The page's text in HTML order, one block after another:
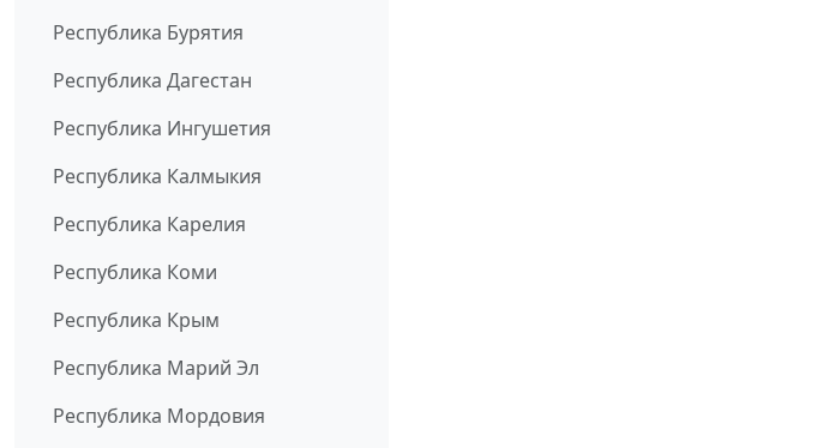
Республика Бурятия
Республика Дагестан
Республика Ингушетия
Республика Калмыкия
Республика Карелия
Республика Коми
Республика Крым
Республика Марий Эл
Республика Мордовия